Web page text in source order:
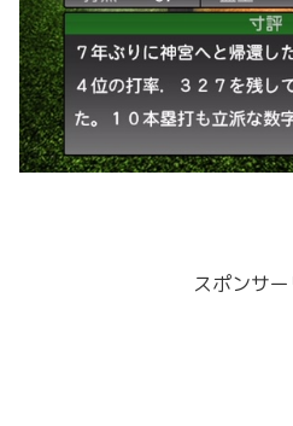
スポンサ